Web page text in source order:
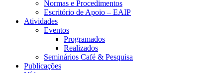
Normas e Procedimentos
Escritório de Apoio – EAIP
Atividades
Eventos
Programados
Realizados
Seminários Café & Pesquisa
Publicações